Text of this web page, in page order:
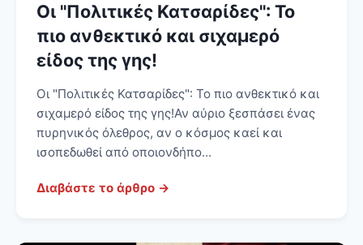
Οι "Πολιτικές Κατσαρίδες": Το
πιο ανθεκτικό και σιχαμερό
είδος της γης!
Οι "Πολιτικές Κατσαρίδες": Το πιο ανθεκτικό και
σιχαμερό είδος της γης! Αν αύριο ξεσπάσει ένας
πυρηνικός όλεθρος, αν ο κόσμος καεί και
ισοπεδωθεί από οποιονδήπο...
Διαβάστε το άρθρο →